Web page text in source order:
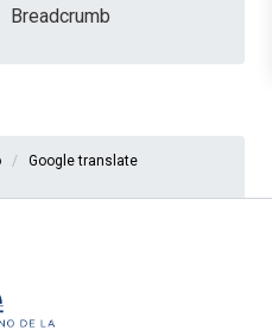
Breadcrumb
Google translate